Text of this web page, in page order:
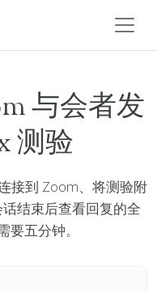
与会者发
测验
接到 Zoom、将测验附
结束后查看回复的全
要五分钟。